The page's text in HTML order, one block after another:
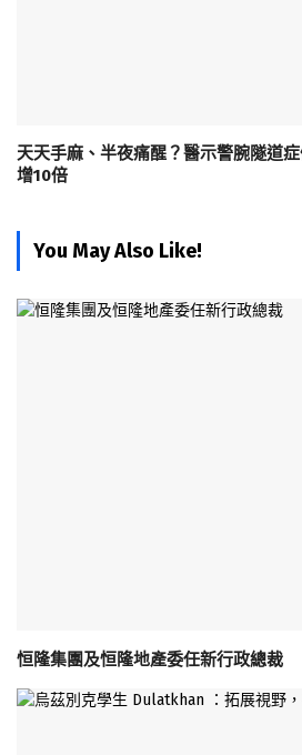
天天手麻、半夜痛醒？醫示警腕隧道
增10倍
You May Also Like!
恒隆集團及恒隆地產委任新行政總裁